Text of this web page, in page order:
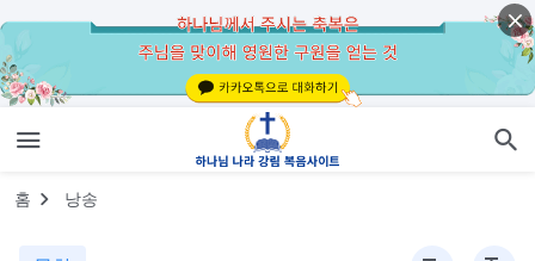
홈 낭송